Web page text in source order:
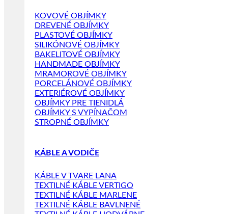
KOVOVÉ OBJÍMKY
DREVENÉ OBJÍMKY
PLASTOVÉ OBJÍMKY
SILIKÓNOVÉ OBJÍMKY
BAKELITOVÉ OBJÍMKY
HANDMADE OBJÍMKY
MRAMOROVÉ OBJÍMKY
PORCELÁNOVÉ OBJÍMKY
EXTERIÉROVÉ OBJÍMKY
OBJÍMKY PRE TIENIDLÁ
OBJÍMKY S VYPÍNAČOM
STROPNÉ OBJÍMKY
KÁBLE A VODIČE
KÁBLE V TVARE LANA
TEXTILNÉ KÁBLE VERTIGO
TEXTILNÉ KÁBLE MARLENE
TEXTILNÉ KÁBLE BAVLNENÉ